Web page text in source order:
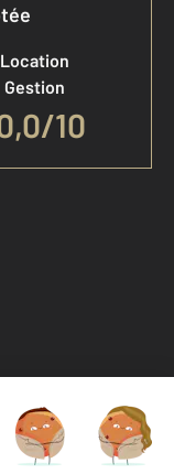
Location
Gestion
10